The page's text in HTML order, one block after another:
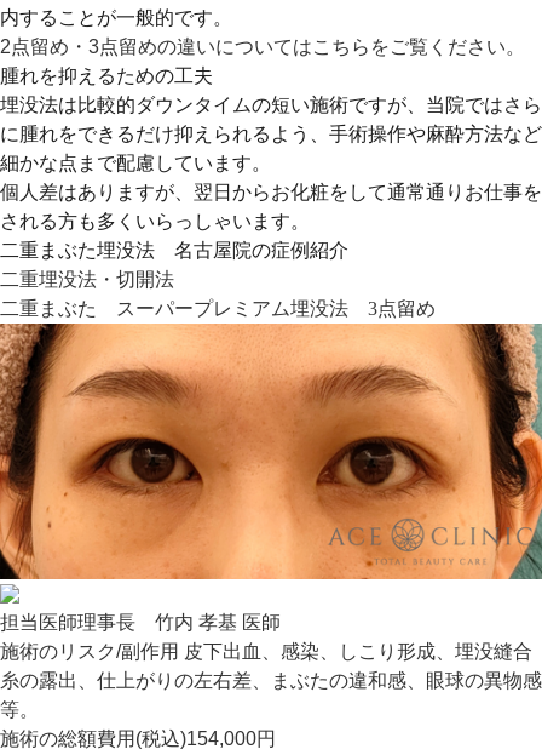
内することが一般的です。
2点留め・3点留めの違いについてはこちらをご覧ください。
腫れを抑えるための工夫
埋没法は比較的ダウンタイムの短い施術ですが、当院ではさら
に腫れをできるだけ抑えられるよう、手術操作や麻酔方法など
細かな点まで配慮しています。
個人差はありますが、翌日からお化粧をして通常通りお仕事を
される方も多くいらっしゃいます。
二重まぶた埋没法 名古屋院の症例紹介
二重埋没法・切開法
二重まぶた スーパープレミアム埋没法 3点留め
担当医師理事長 竹内 孝基 医師
施術のリスク/副作用 皮下出血、感染、しこり形成、埋没縫合
糸の露出、仕上がりの左右差、まぶたの違和感、眼球の異物感
等。
施術の総額費用(税込)154,000円